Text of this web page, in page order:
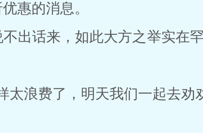
惠的消息。
出话来，如此大方之举实在
太浪费了，明天我们一起去劝